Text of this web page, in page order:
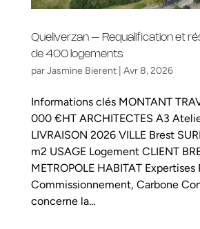
Queliverzan – Requalification et
de 400 logements
parJasmine Bierent| Avr 8, 2026
Informations clés MONTANT
000 €HT ARCHITECTES A3
LIVRAISON 2026 VILLE Brest
m2 USAGE Logement CLIENT
METROPOLE HABITAT
Commissionnement, Carbone
concerne la...